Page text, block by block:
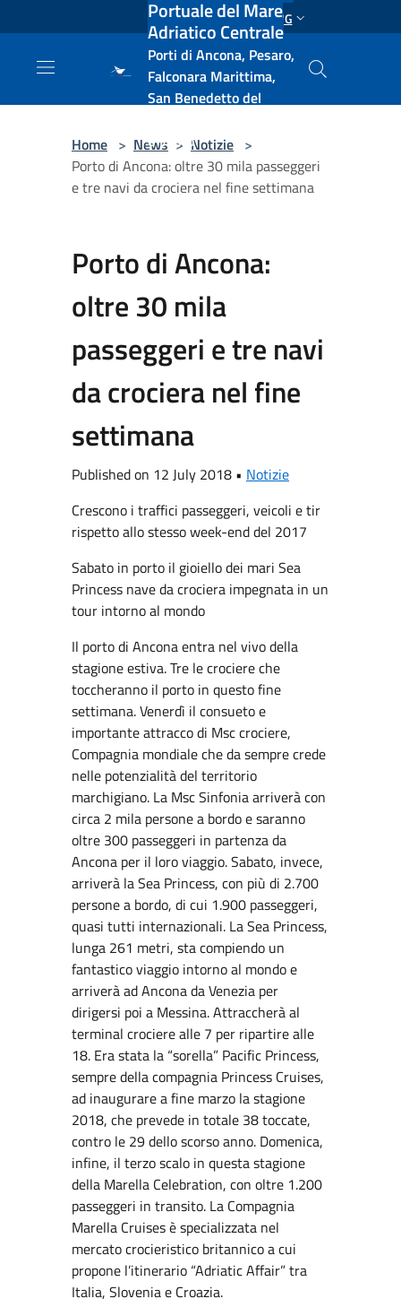
Salta al contenuto principale ENG
Portuale del Mare
Adriatico Centrale
Porti di Ancona, Pesaro,
Falconara Marittima,
San Benedetto del
e Vasto
Home > News > Notizie >
Porto di Ancona: oltre 30 mila passeggeri
e tre navi da crociera nel fine settimana
Porto di Ancona:
oltre 30 mila
passeggeri e tre navi
da crociera nel fine
settimana
Published on 12 July 2018 • Notizie
Crescono i traffici passeggeri, veicoli e tir
rispetto allo stesso week-end del 2017
Sabato in porto il gioiello dei mari Sea
Princess nave da crociera impegnata in un
tour intorno al mondo
Il porto di Ancona entra nel vivo della
stagione estiva. Tre le crociere che
toccheranno il porto in questo fine
settimana. Venerdì il consueto e
importante attracco di Msc crociere,
Compagnia mondiale che da sempre crede
nelle potenzialità del territorio
marchigiano. La Msc Sinfonia arriverà con
circa 2 mila persone a bordo e saranno
oltre 300 passeggeri in partenza da
Ancona per il loro viaggio. Sabato, invece,
arriverà la Sea Princess, con più di 2.700
persone a bordo, di cui 1.900 passeggeri,
quasi tutti internazionali. La Sea Princess,
lunga 261 metri, sta compiendo un
fantastico viaggio intorno al mondo e
arriverà ad Ancona da Venezia per
dirigersi poi a Messina. Attraccherà al
terminal crociere alle 7 per ripartire alle
18. Era stata la “sorella” Pacific Princess,
sempre della compagnia Princess Cruises,
ad inaugurare a fine marzo la stagione
2018, che prevede in totale 38 toccate,
contro le 29 dello scorso anno. Domenica,
infine, il terzo scalo in questa stagione
della Marella Celebration, con oltre 1.200
passeggeri in transito. La Compagnia
Marella Cruises è specializzata nel
mercato crocieristico britannico a cui
propone l’itinerario “Adriatic Affair” tra
Italia, Slovenia e Croazia.